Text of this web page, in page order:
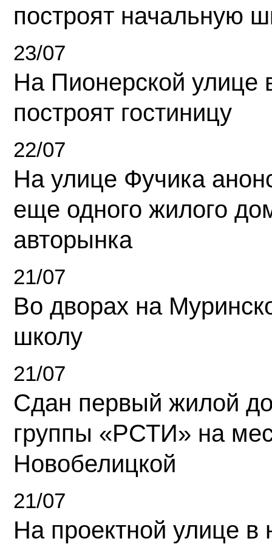
построят начальную
23/07
На Пионерской улице
построят гостиницу
22/07
На улице Фучика
еще одного жилого
авторынка
21/07
Во дворах на
школу
21/07
Сдан первый жилой
группы «РСТИ» на
Новобелицкой
21/07
На проектной улице